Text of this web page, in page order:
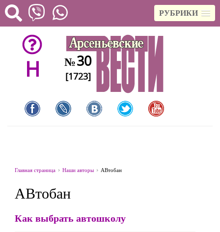
РУБРИКИ
H №30
[1723]
Главная страница Наши авторы АВтобан
АВтобан
Как выбрать автошколу